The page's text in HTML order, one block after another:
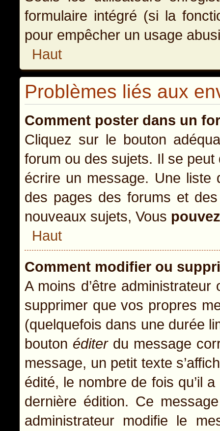
formulaire intégré (si la
pour empêcher un usage
Haut
Problèmes liés aux
Comment poster dans un
Cliquez sur le bouton
forum ou des sujets. Il se
écrire un message. Une liste
des pages des forums et
nouveaux sujets, Vous pouvez
Haut
Comment modifier ou
A moins d’être
supprimer que vos propres
(quelquefois dans une durée
bouton éditerdu message
message, un petit texte
édité, le nombre de fois qu’il
dernière édition. Ce
administrateur modifie le